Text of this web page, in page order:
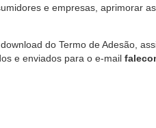
e empresas, aprimorar
do Termo de Adesão,
e enviados para o e-mail